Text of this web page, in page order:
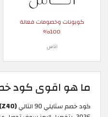
كوبونات وخصومات فعالة
100%
اناس
ما هو اقوى كود خصم
كود خصم ستايلي 90 التالي (Z40)